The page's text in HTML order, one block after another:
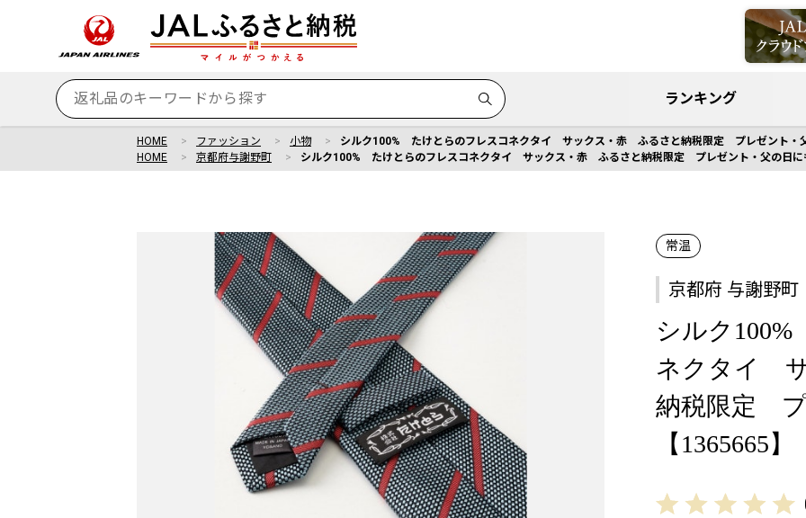
ランキング
HOME ファッション 小物
シルク100% たけとらのフレスコネクタイ サックス・赤 ふるさと納税限定 プレゼント・
HOME
京都府与謝野町 シルク100% たけとらのフレスコネクタイ サックス・赤 ふるさと納税限定 プレゼント・父の日に
常温
京都府 与謝野町
シルク
ネクタイ
納税限定 プ
【1365665】